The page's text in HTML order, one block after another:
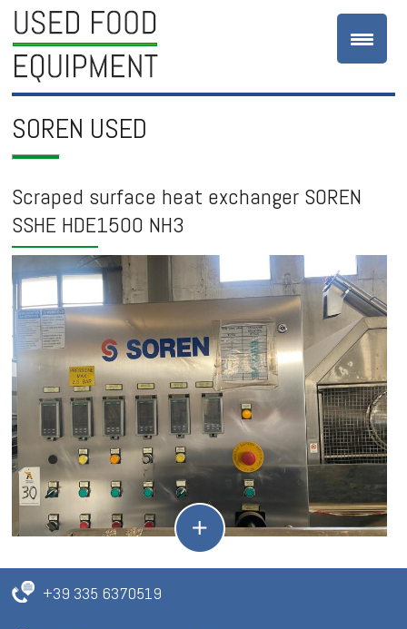
SOREN USED
Scraped surface heat exchanger SOREN
SSHE HDE1500 NH3
+39 335 6370519